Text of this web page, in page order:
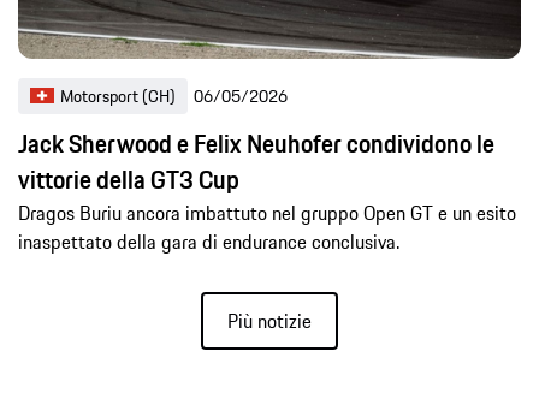
Motorsport (CH) 06/05/2026
Jack Sherwood e Felix Neuhofer condividono le
vittorie della GT3 Cup
Dragos Buriu ancora imbattuto nel gruppo Open GT e un esito
inaspettato della gara di endurance conclusiva.
Più notizie